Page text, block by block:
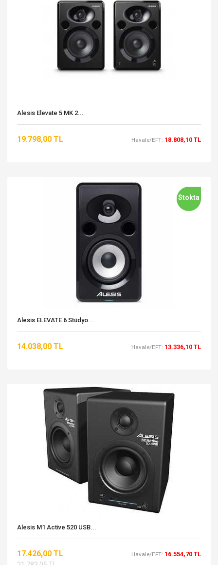
Alesis Elevate 5 MK 2...
19.798,00 TL Havale/EFT: 18.808,10 TL
Stokta
Alesis ELEVATE 6 Stüdyo...
14.038,00 TL Havale/EFT: 13.336,10 TL
Alesis M1 Active 520 USB...
17.426,00 TL Havale/EFT: 16.554,70 TL